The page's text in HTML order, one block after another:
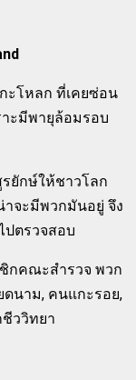
ะโหลก ที่เคยซ่อน
าะมีพายุล้อมรอบ
ยักษ์ให้ชาวโลก
าจะมีพวกมันอยู่ จึง
ตรวจสอบ
กคณะสำรวจ พวก
ดนาม, คนแกะรอย,
ววิทยา